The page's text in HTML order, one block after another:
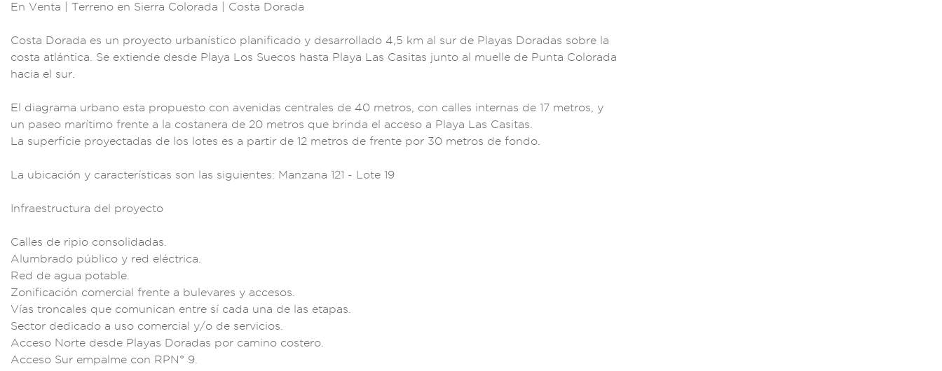
En Venta | Terreno en Sierra Colorada | Costa Dorada
Costa Dorada es un proyecto urbanístico planificado y desarrol lado 4,5 km al sur de Playas Doradas sobre la
costa atlántica. Se extiende desde Playa Los Suecos hasta Playa Las Casitas junto a l muelle de Punta Colorada
hacia el sur
El diagrama urbano esta propuesto con avenidas centrales de 40 metros, con calles internas de 17 metros, y
un paseo marítimo frente a la costanera de 20 metros que brinda el acceso a Playa Las Casitas.
La superficie proyectadas de los lotes es a partir de 12 metros de frente por 30 metros de fondo.
La ubicación y características son las siguientes: Manzana 121 - Lote 19
Infraestructura del proyecto
Calles de ripio consolidadas.
Alumbrado público y red eléctrica.
Red de agua potable.
Zonificación comercial frente a bulevares y accesos.
Vías troncales que comunican entre sí cada una de las etapas.
Sector dedicado a uso comercial y/o de servicios.
Acceso Norte desde Playas Doradas por camino costero.
Acceso Sur empalme con RPN° 9.